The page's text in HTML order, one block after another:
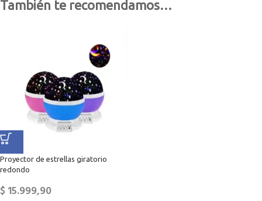
También te recomendamos…
Proyector de estrellas giratorio
redondo
$15.999,90